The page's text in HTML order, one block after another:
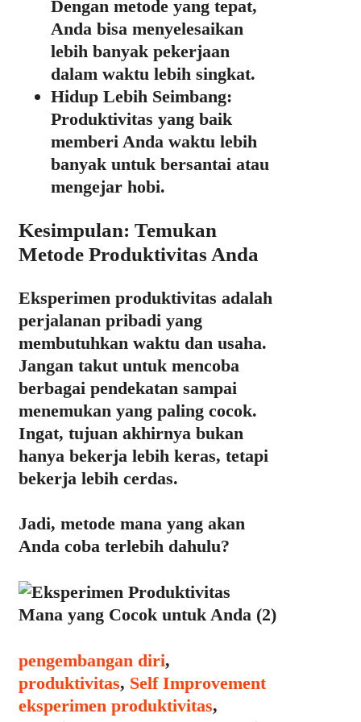
Dengan metode yang tepat,
Anda bisa menyelesaikan
lebih banyak pekerjaan
dalam waktu lebih singkat.
Hidup Lebih Seimbang:
Produktivitas yang baik
memberi Anda waktu lebih
banyak untuk bersantai atau
mengejar hobi.
Kesimpulan: Temukan
Metode Produktivitas Anda
Eksperimen produktivitas adalah
perjalanan pribadi yang
membutuhkan waktu dan usaha.
Jangan takut untuk mencoba
berbagai pendekatan sampai
menemukan yang paling cocok.
Ingat, tujuan akhirnya bukan
hanya bekerja lebih keras, tetapi
bekerja lebih cerdas.
Jadi, metode mana yang akan
Anda coba terlebih dahulu?
Categories
pengembangan diri,
produktivitas, Self ImprovementTags
eksperimen produktivitas,